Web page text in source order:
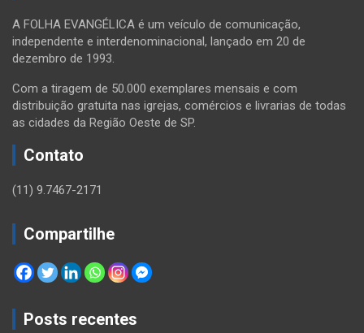
A FOLHA EVANGÉLICA é um veículo de comunicação,
independente e interdenominacional, lançado em 20 de
dezembro de 1993.
Com a tiragem de 50.000 exemplares mensais e com
distribuição gratuita nas igrejas, comércios e livrarias de todas
as cidades da Região Oeste de SP.
Contato
(11) 9.7467-2171
Compartilhe
Posts recentes